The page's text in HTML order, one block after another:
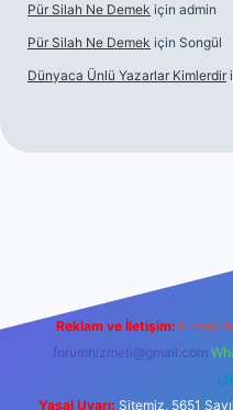
Pür Silah Ne Demek için admin
Pür Silah Ne Demek için Songül
Dünyaca Ünlü Yazarlar Kimlerdir
Reklam ve İletişim: E-mail:
forumhizmeti@gmail.com
Yasal Uyarı: Sitemiz, 5651